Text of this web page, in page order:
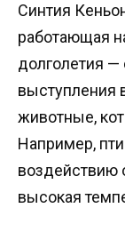
Синтия
работающая
долголетия —
выступления
животные,
Например,
воздействию
высокая